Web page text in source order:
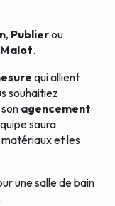
, Publierou
.
qui allient
souhaitiez
son agencement
saura
et les
une salle de bain